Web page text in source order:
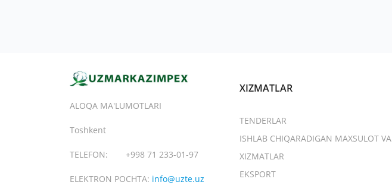
ALOQA MA'LUMOTLARI
Toshkent
TELEFON: +998 71 233-01-97
ELEKTRON POCHTA: info@uzte.uz
XIZMATLAR
TENDERLAR
ISHLAB CHIQARADIGAN MAXSULOT VA
XIZMATLAR
EKSPORT